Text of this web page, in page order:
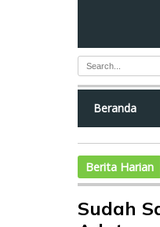
Beranda
Berita Harian
Sudah